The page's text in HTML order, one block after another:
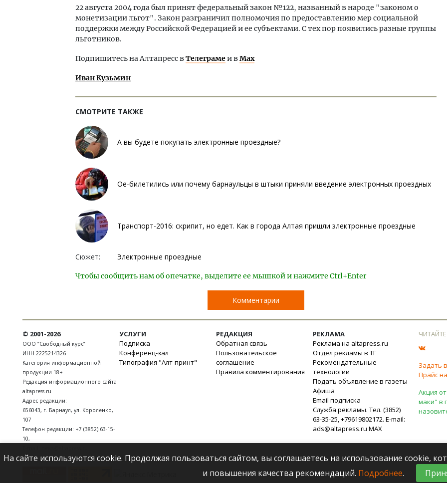
22 августа 2004 года был принят федеральный закон №122, названный в народе "законом о
монетизации льгот". Закон разграничил полномочия по предоставлению мер социальной
поддержки между Российской Федерацией и ее субъектами. С тех пор появились разные группы
льготников.
Подпишитесь на Алтапресс вТелеграмеи вMax
Иван Кузьмин
СМОТРИТЕ ТАКЖЕ
А вы будете покупать электронные проездные?
Ое-билетились или почему барнаульцы в штыки приняли введение электронных проездных
Транспорт-2016: скрипит, но едет. Как в города Алтая пришли электронные проездные
Сюжет: Электронные проездные
Чтобы сообщить нам об опечатке, выделите ее мышкой и нажмите Ctrl+Enter
Комментарии
© 2001-2026
ООО “Свободный курс”
ИНН 2225214326
Категория информационной
продукции 18+
Редакция информационного сайта
altapress.ru
Адрес редакции:
656043, г. Барнаул, ул. Короленко,
107
Телефон редакции: +7 (3852) 63-15-
10,
УСЛУГИ
Подписка
Конференц-зал
Типография "Алт-принт"
РЕДАКЦИЯ
Обратная связь
Пользовательское
соглашение
Правила комментирования
РЕКЛАМА
Реклама на altapress.ru
Отдел рекламы в ТГ
Рекомендательные
технологии
Подать объявление в газеты
Афиша
Email подписка
Служба рекламы. Тел. (3852)
63-35-25, +79619802172. E-mail:
ads@altapress.ru MAX
Задать
Прайс
Акция
маки" в
На сайте используются cookie. Продолжая пользоваться сайтом, вы соглашаетесь на использование cookie,
и повышения качества рекомендаций. Подробнее.